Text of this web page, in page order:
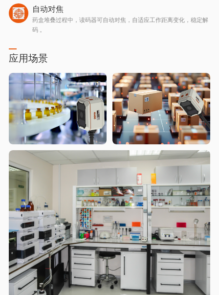
自动对焦
药盒堆叠过程中，读码器可自动对焦，自适应工作距离变化，稳定解
码 。
应用场景